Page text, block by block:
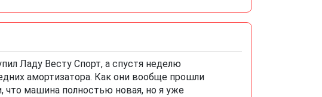
Ладу Весту Спорт, а спустя неделю
амортизатора. Как они вообще прошли
машина полностью новая, но я уже